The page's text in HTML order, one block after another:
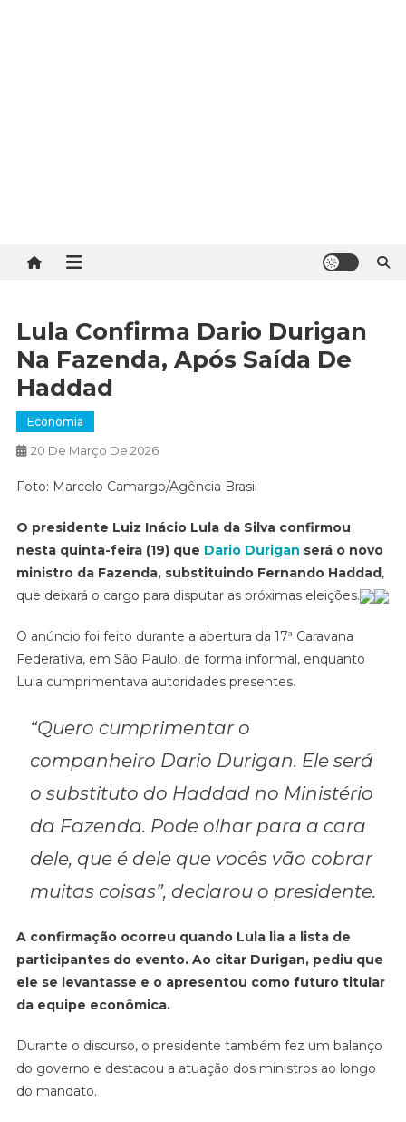
Lula Confirma Dario Durigan
Na Fazenda, Após Saída De
Haddad
Economia
20 De Março De 2026
Foto: Marcelo Camargo/Agência Brasil
O presidente Luiz Inácio Lula da Silva confirmou
nesta quinta-feira (19) que Dario Durigan será o novo
ministro da Fazenda, substituindo Fernando Haddad,
que deixará o cargo para disputar as próximas eleições.
O anúncio foi feito durante a abertura da 17ª Caravana
Federativa, em São Paulo, de forma informal, enquanto
Lula cumprimentava autoridades presentes.
“Quero cumprimentar o
companheiro Dario Durigan. Ele será
o substituto do Haddad no Ministério
da Fazenda. Pode olhar para a cara
dele, que é dele que vocês vão cobrar
muitas coisas”, declarou o presidente.
A confirmação ocorreu quando Lula lia a lista de
participantes do evento. Ao citar Durigan, pediu que
ele se levantasse e o apresentou como futuro titular
da equipe econômica.
Durante o discurso, o presidente também fez um balanço
do governo e destacou a atuação dos ministros ao longo
do mandato.